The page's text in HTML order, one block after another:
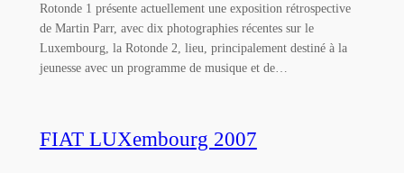
Rotonde 1 présente actuellement une exposition rétrospective
de Martin Parr, avec dix photographies récentes sur le
Luxembourg, la Rotonde 2, lieu, principalement destiné à la
jeunesse avec un programme de musique et de…
FIAT LUXembourg 2007